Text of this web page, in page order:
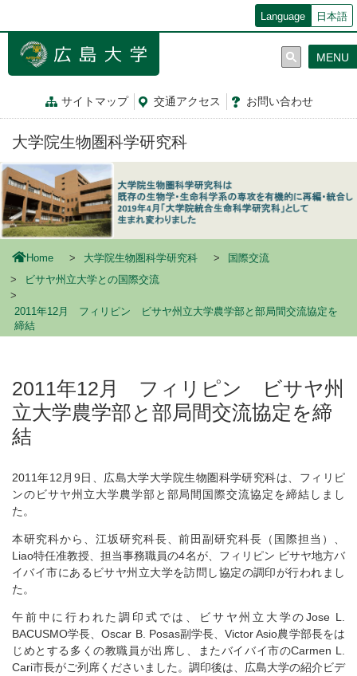
ン
動
Language 日本語
サイトマップ 交通アクセス お問い合わせ
MENU
大学院生物圏科学研究科
Home 大学院生物圏科学研究科
国際交流
ビサヤ州立大学との国際交流
2011年12月 フィリピン ビサヤ州立大学農学部と部局間交流協定を
締結
2011年12月 フィリピン ビサヤ州
立大学農学部と部局間交流協定を締
結
2011年12月9日、広島大学大学院生物圏科学研究科は、フィリピ
ンのビサヤ州立大学農学部と部局間国際交流協定を締結しまし
た。
本研究科から、江坂研究科長、前田副研究科長（国際担当）、
Liao特任准教授、担当事務職員の4名が、フィリピン ビサヤ地方バ
イバイ市にあるビサヤ州立大学を訪問し協定の調印が行われまし
た。
午前中に行われた調印式では、ビサヤ州立大学のJose L.
BACUSMO学長、Oscar B. Posas副学長、Victor Asio農学部長をは
じめとする多くの教職員が出席し、またバイバイ市のCarmen L.
Cari市長がご列席くださいました。調印後は、広島大学の紹介ビデ